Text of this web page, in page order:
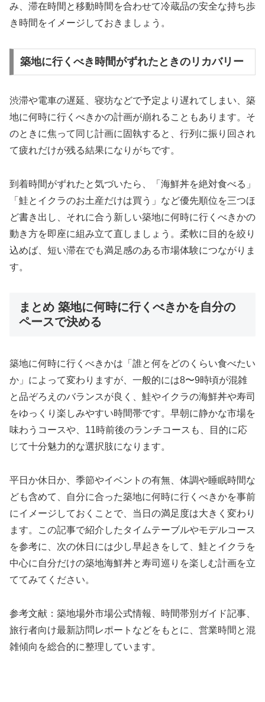
み、滞在時間と移動時間を合わせて冷蔵品の安全な持ち歩
き時間をイメージしておきましょう。
築地に行くべき時間がずれたときのリカバリー
渋滞や電車の遅延、寝坊などで予定より遅れてしまい、築
地に何時に行くべきかの計画が崩れることもあります。そ
のときに焦って同じ計画に固執すると、行列に振り回され
て疲れだけが残る結果になりがちです。
到着時間がずれたと気づいたら、「海鮮丼を絶対食べる」
「鮭とイクラのお土産だけは買う」など優先順位を三つほ
ど書き出し、それに合う新しい築地に何時に行くべきかの
動き方を即座に組み立て直しましょう。柔軟に目的を絞り
込めば、短い滞在でも満足感のある市場体験につながりま
す。
まとめ 築地に何時に行くべきかを自分の
ペースで決める
築地に何時に行くべきかは「誰と何をどのくらい食べたい
か」によって変わりますが、一般的には8〜9時頃が混雑
と品ぞろえのバランスが良く、鮭やイクラの海鮮丼や寿司
をゆっくり楽しみやすい時間帯です。早朝に静かな市場を
味わうコースや、11時前後のランチコースも、目的に応
じて十分魅力的な選択肢になります。
平日か休日か、季節やイベントの有無、体調や睡眠時間な
ども含めて、自分に合った築地に何時に行くべきかを事前
にイメージしておくことで、当日の満足度は大きく変わり
ます。この記事で紹介したタイムテーブルやモデルコース
を参考に、次の休日には少し早起きをして、鮭とイクラを
中心に自分だけの築地海鮮丼と寿司巡りを楽しむ計画を立
ててみてください。
参考文献：築地場外市場公式情報、時間帯別ガイド記事、
旅行者向け最新訪問レポートなどをもとに、営業時間と混
雑傾向を総合的に整理しています。